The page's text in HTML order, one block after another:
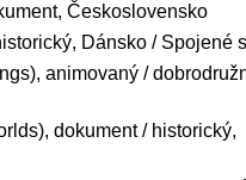
Československo
Dánsko / Spojené
animovaný /
dokument / historický,